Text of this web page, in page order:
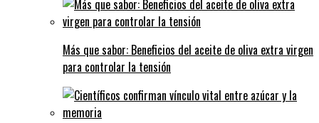
Más que sabor: Beneficios del aceite de oliva extra virgen
para controlar la tensión